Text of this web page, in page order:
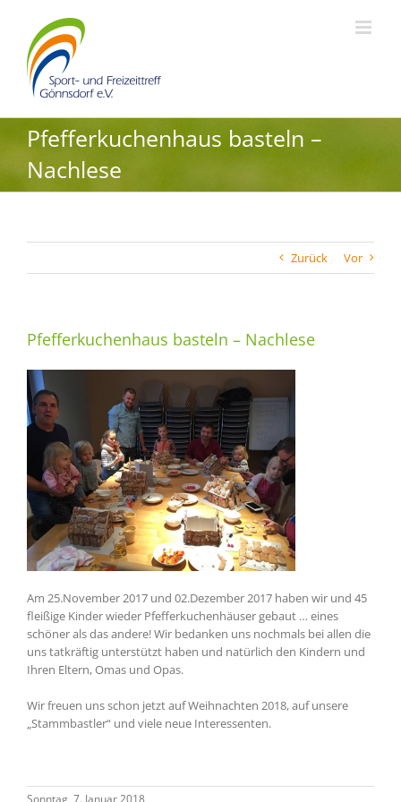
springen
Pfefferkuchenhaus basteln –
Nachlese
Zurück Vor
Pfefferkuchenhaus basteln – Nachlese
Am 25.November 2017 und 02.Dezember 2017 haben wir und 45
fleißige Kinder wieder Pfefferkuchenhäuser gebaut … eines
schöner als das andere! Wir bedanken uns nochmals bei allen die
uns tatkräftig unterstützt haben und natürlich den Kindern und
Ihren Eltern, Omas und Opas.
Wir freuen uns schon jetzt auf Weihnachten 2018, auf unsere
„Stammbastler“ und viele neue Interessenten.
Sonntag, 7. Januar 2018